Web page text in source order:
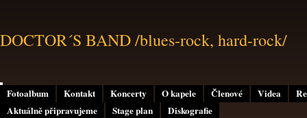
Fotoalbum Kontakt Koncerty O kapele Členové Videa
Aktuálně připravujeme
Stage plan Diskografie
DOCTOR´S BAND /blues-rock, hard-rock/